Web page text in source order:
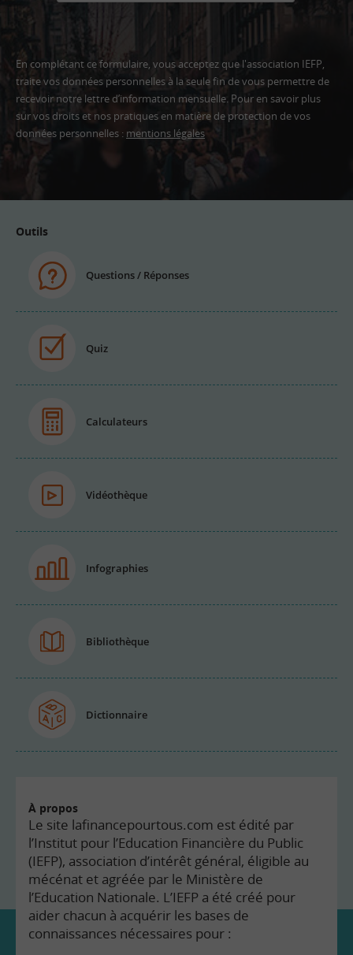
En complétant ce formulaire, vous acceptez que l'association IEFP,
traite vos données personnelles à la seule fin de vous permettre de
recevoir notre lettre d’information mensuelle. Pour en savoir plus
sur vos droits et nos pratiques en matière de protection de vos
données personnelles : mentions légales
Outils
Questions / Réponses
Quiz
Calculateurs
Vidéothèque
Infographies
Bibliothèque
Dictionnaire
À propos
Le site lafinancepourtous.com est édité par
l’Institut pour l’Education Financière du Public
(IEFP), association d’intérêt général, éligible au
mécénat et agréée par le Ministère de
l’Education Nationale. L’IEFP a été créé pour
aider chacun à acquérir les bases de
connaissances nécessaires pour :